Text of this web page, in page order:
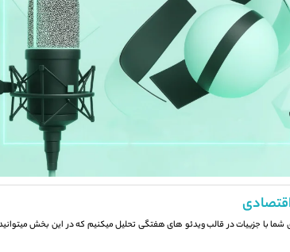
شما با جزيیات در قالب ویدئو های هفتگی تحلیل میکنیم که در این بخش